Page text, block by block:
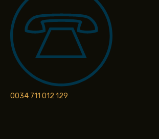
0034 711 012 129